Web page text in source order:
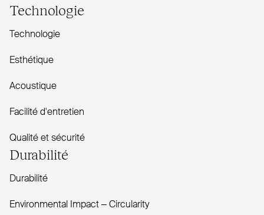
Technologie
Technologie
Esthétique
Acoustique
Facilité d'entretien
Qualité et sécurité
Durabilité
Durabilité
Envi­ronmental Impact – Cir­cularity